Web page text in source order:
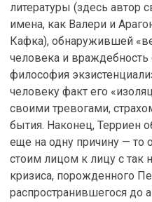
литературы (здесь автор
имена, как Валери и
Кафка), обнаружившей
человека и
философия
человеку факт его
своими тревогами,
бытия. Наконец, Терриен
еще на одну причину — то
стоим лицом к лицу с так
кризиса, порожденного
распространившегося до